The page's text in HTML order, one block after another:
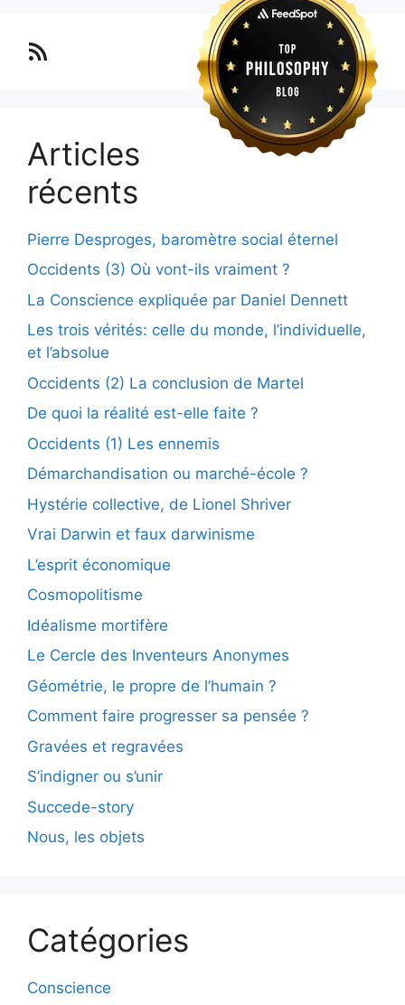
Lo blog Surimposium
Articles
récents
Pierre Desproges, baromètre social éternel
Occidents (3) Où vont-ils vraiment ?
La Conscience expliquée par Daniel Dennett
Les trois vérités: celle du monde, l’individuelle,
et l’absolue
Occidents (2) La conclusion de Martel
De quoi la réalité est-elle faite ?
Occidents (1) Les ennemis
Démarchandisation ou marché-école ?
Hystérie collective, de Lionel Shriver
Vrai Darwin et faux darwinisme
L’esprit économique
Cosmopolitisme
Idéalisme mortifère
Le Cercle des Inventeurs Anonymes
Géométrie, le propre de l’humain ?
Comment faire progresser sa pensée ?
Gravées et regravées
S’indigner ou s’unir
Succede-story
Nous, les objets
Catégories
Conscience